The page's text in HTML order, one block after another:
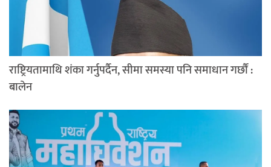
राष्ट्रियतामाथि शंका गर्नुपर्दैन, सीमा समस्या पनि समाधान गर्छौं :
बालेन